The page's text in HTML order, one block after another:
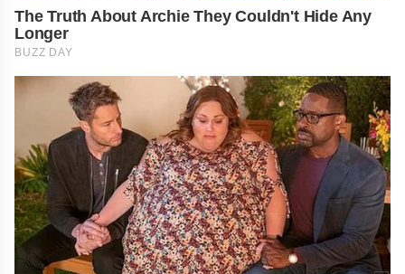
The Truth About Archie They Couldn't Hide Any
Longer
BUZZ DAY